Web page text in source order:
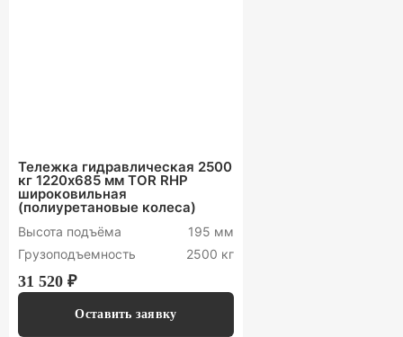
Тележка гидравлическая 2500
кг 1220х685 мм TOR RHP
широковильная
(полиуретановые колеса)
Высота подъёма
195 мм
Грузоподъемность
2500 кг
31 520 ₽
Оставить заявку